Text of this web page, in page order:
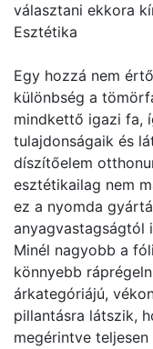
választani ekkora
Esztétika
Egy hozzá nem
különbség a
mindkettő igazi fa,
tulajdonságaik és
díszítőelem
esztétikailag nem
ez a nyomda
anyagvastagságtól
Minél nagyobb a
könnyebb
árkategóriájú,
pillantásra látszik,
megérintve